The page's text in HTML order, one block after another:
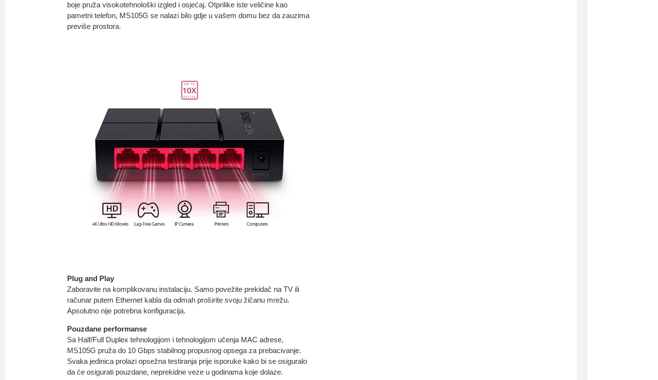
boje pruža visokotehnološki izgled i osjećaj. Otprilike iste veličine kao
pametni telefon, MS105G se nalazi bilo gdje u vašem domu bez da zauzima
previše prostora.
Plug and Play
Zaboravite na komplikovanu instalaciju. Samo povežite prekidač na TV ili
računar putem Ethernet kabla da odmah proširite svoju žičanu mrežu.
Apsolutno nije potrebna konfiguracija.
Pouzdane performanse
Sa Half/Full Duplex tehnologijom i tehnologijom učenja MAC adrese,
MS105G pruža do 10 Gbps stabilnog propusnog opsega za prebacivanje.
Svaka jedinica prolazi opsežna testiranja prije isporuke kako bi se osiguralo
da će osigurati pouzdane, neprekidne veze u godinama koje dolaze.